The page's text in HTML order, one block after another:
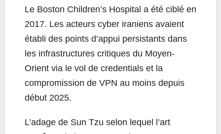
Le Boston Children’s Hospital a été ciblé en
2017. Les acteurs cyber iraniens avaient
établi des points d’appui persistants dans
les infrastructures critiques du Moyen-
Orient via le vol de credentials et la
compromission de VPN au moins depuis
début 2025.
L’adage de Sun Tzu selon lequel l’art